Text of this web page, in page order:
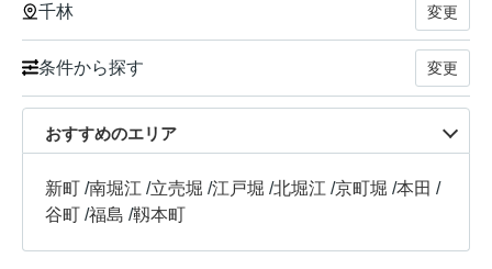
千林 変更
条件から探す 変更
おすすめのエリア
新町 /南堀江 /立売堀 /江戸堀 /北堀江 /京町堀 /本田 /
谷町 /福島 /靱本町